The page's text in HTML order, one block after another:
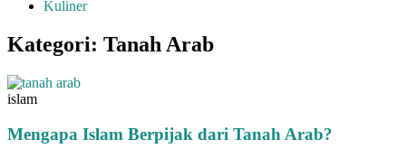
Kuliner
Kategori: Tanah Arab
islam
Mengapa Islam Berpijak dari Tanah Arab?